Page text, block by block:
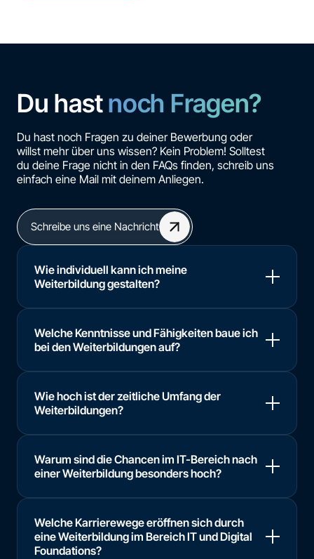
Du hastnoch Fragen?
Du hast noch Fragen zu deiner Bewerbung oder
willst mehr über uns wissen? Kein Problem! Solltest
du deine Frage nicht in den FAQs finden, schreib uns
einfach eine Mail mit deinem Anliegen.
Schreibe uns eine Nachricht
Wie individuell kann ich meine
Weiterbildung gestalten?
Welche Kenntnisse und Fähigkeiten baue ich
bei den Weiterbildungen auf?
Wie hoch ist der zeitliche Umfang der
Weiterbildungen?
Warum sind die Chancen im IT-Bereich nach
einer Weiterbildung besonders hoch?
Welche Karrierewege eröffnen sich durch
eine Weiterbildung im Bereich IT und Digital
Foundations?